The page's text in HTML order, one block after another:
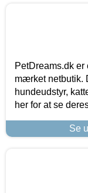
PetDreams.dk
mærket netbutik.
hundeudstyr,
her for at se
Se